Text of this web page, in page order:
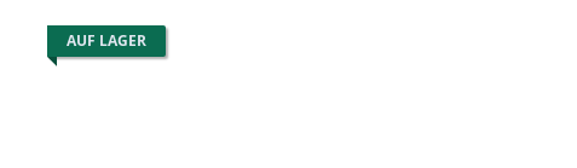
AUF LAGER